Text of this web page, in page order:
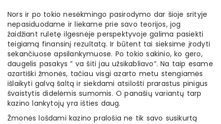
Nors ir po tokio nesėkmingo pasirodymo dar šioje srityje
nepasiduodame ir liekame prie savo teorijos, jog
žaidžiant ruletę ilgesnėje perspektyvoje galima pasiekti
teigiamą finansinį rezultatą. Ir būtent tai sieksime įrodyti
sekančiuose apsilankymuose. Po tokio sakinio, ko gero,
daugelis pasakys ” va šiti jau užsikabliavo”. Na taip esame
azartiški žmonės, tačiau visgi azarto metu stengiamės
išlaikyti galvą šaltą ir siekdami atsilošti prarastus pinigus
švaistytis didelėmis sumomis. O panašių variantų tarp
kazino lankytojų yra išties daug.
Žmonės lošdami kazino pralošia ne tik savo susikurtą